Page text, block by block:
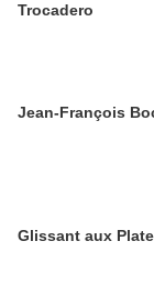
Trocadero
Jean-François
Glissant aux